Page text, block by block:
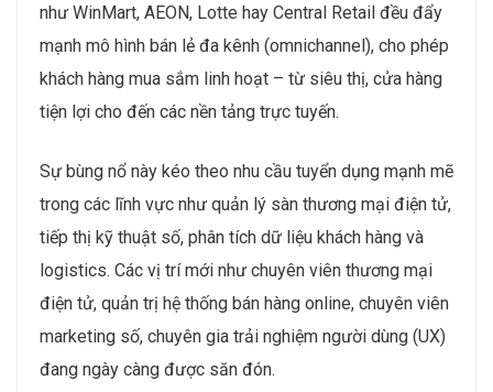
như WinMart, AEON, Lotte hay Central Retail đều đẩy
mạnh mô hình bán lẻ đa kênh (omnichannel), cho phép
khách hàng mua sắm linh hoạt – từ siêu thị, cửa hàng
tiện lợi cho đến các nền tảng trực tuyến.
Sự bùng nổ này kéo theo nhu cầu tuyển dụng mạnh mẽ
trong các lĩnh vực như quản lý sàn thương mại điện tử,
tiếp thị kỹ thuật số, phân tích dữ liệu khách hàng và
logistics. Các vị trí mới như chuyên viên thương mại
điện tử, quản trị hệ thống bán hàng online, chuyên viên
marketing số, chuyên gia trải nghiệm người dùng (UX)
đang ngày càng được săn đón.